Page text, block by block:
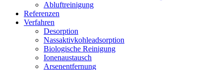
Abluftreinigung
Referenzen
Verfahren
Desorption
Nassaktivkohleadsorption
Biologische Reinigung
Ionenaustausch
Arsenentfernung